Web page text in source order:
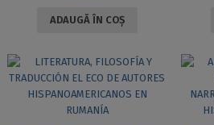
ADAUGĂ ÎN COȘ